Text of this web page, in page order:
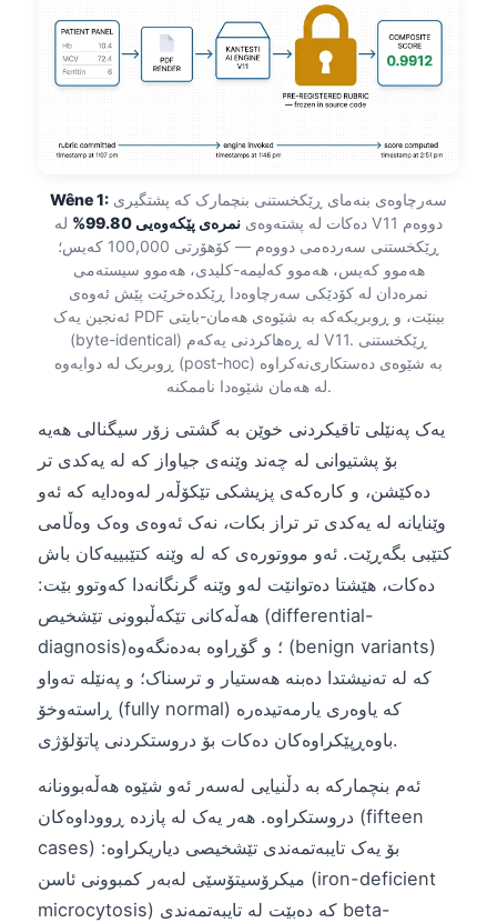
Wêne 1:
دەکات لە پشتەوەی نمرەی پێکەوەیی 99.80%
لە V11 دووەم
ڕێکخستنی سەردەمی دووەم — کۆهۆرتی 100,000 کەیس؛
هەموو کەیس، هەموو کەلیمە-کلیدی، هەموو سیستەمی
نمرەدان لە کۆدێکی سەرچاوەدا ڕێکدەخرێت پێش ئەوەی
ئەنجین یەک PDF بینێت، و ڕوبریکەکە بە شێوەی هەمان-بایتی
(byte-identical) لە ڕەهاکردنی یەکەم V11. ڕێکخستنی
ڕوبریک لە دوایەوە (post-hoc) بە شێوەی دەستکاری‌نەکراوە
لە هەمان شێوەدا ناممکنە.
یەک پەنێلی تاقیکردنی خوێن بە گشتی زۆر سیگنالی هەیە
بۆ پشتیوانی لە چەند وێنەی جیاواز کە لە یەکدی تر
دەکێشن، و کارەکەی پزیشکی تێکۆڵەر لەوەدایە کە ئەو
وێنایانە لە یەکدی تر تراز بکات، نەک ئەوەی وەک وەڵامی
کتێبی بگەڕێت. ئەو مووتورەی کە لە وێنە کتێبییەکان باش
دەکات، هێشتا دەتوانێت لەو وێنە گرنگانەدا کەوتوو بێت:
هەڵەکانی تێکەڵبوونی تێشخیص (differential-
diagnosis)؛ و گۆڕاوە بەدەنگەوە (benign variants)
کە لە تەنیشتدا دەبنە هەستیار و ترسناک؛ و پەنێلە تەواو
ڕاستەوخۆ (fully normal) کە یاوەری یارمەتیدەرە
باوەڕپێکراوەکان دەکات بۆ دروستکردنی پاتۆلۆژی.
ئەم بنچمارکە بە دڵنیایی لەسەر ئەو شێوە هەڵەبوونانە
دروستکراوە. هەر یەک لە پازدە ڕووداوەکان (fifteen
cases) بۆ یەک تایبەتمەندی تێشخیصی دیاریکراوە:
میکرۆسیتۆسێی لەبەر کمبوونی ئاسن (iron-deficient
microcytosis) کە دەبێت لە تایبەتمەندی beta-